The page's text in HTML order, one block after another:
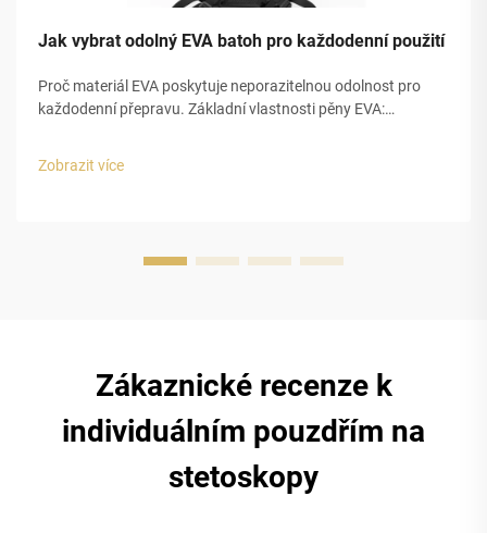
Jak vybrat odolný EVA batoh pro každodenní použití
Proč materiál EVA poskytuje neporazitelnou odolnost pro
každodenní přepravu. Základní vlastnosti pěny EVA:
Zobrazit více
Zákaznické recenze k
individuálním pouzdřím na
stetoskopy